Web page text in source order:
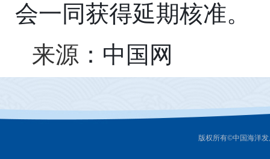
会一同获得延期核准。
来源 ：中国网
版权所有©中国海洋发